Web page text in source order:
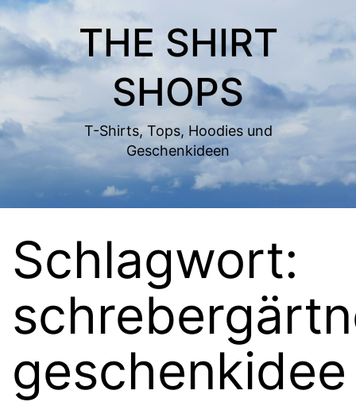
Zum
Inhalt
springen
THE SHIRT
SHOPS
T-Shirts, Tops, Hoodies und
Geschenkideen
Schlagwort:
geschenkidee